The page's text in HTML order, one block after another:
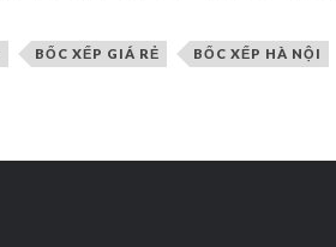
BỐC XẾP GIÁ RẺ BỐC XẾP HÀ NỘI